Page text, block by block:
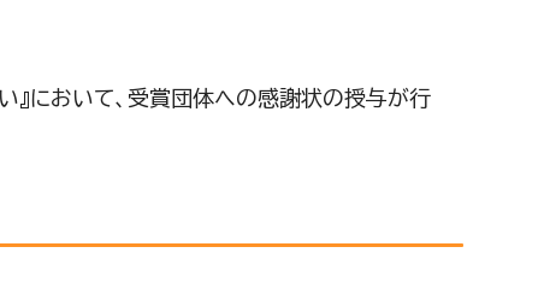
』において、受賞団体への感謝状の授与が行